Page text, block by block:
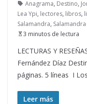
Anagrama, Destino,
Lea Ypi, lectores, libros,
Salamandra,
3 minutos de lectura
LECTURAS Y
Fernández Díaz
páginas. 5 líneas I Los
Leer más